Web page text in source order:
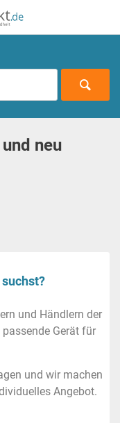
neu
und Händlern der
Gerät für
und wir machen
Angebot.